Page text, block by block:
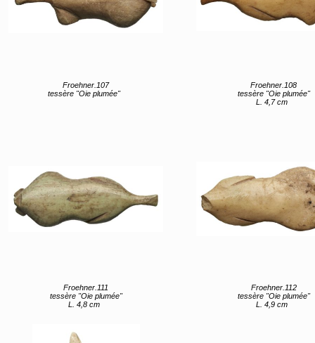
Froehner.107
tessère "Oie plumée"
Froehner.108
tessère "Oie plumée"
L. 4,7 cm
Froehner.111
tessère "Oie plumée"
L. 4,8 cm
Froehner.112
tessère "Oie plumée"
L. 4,9 cm